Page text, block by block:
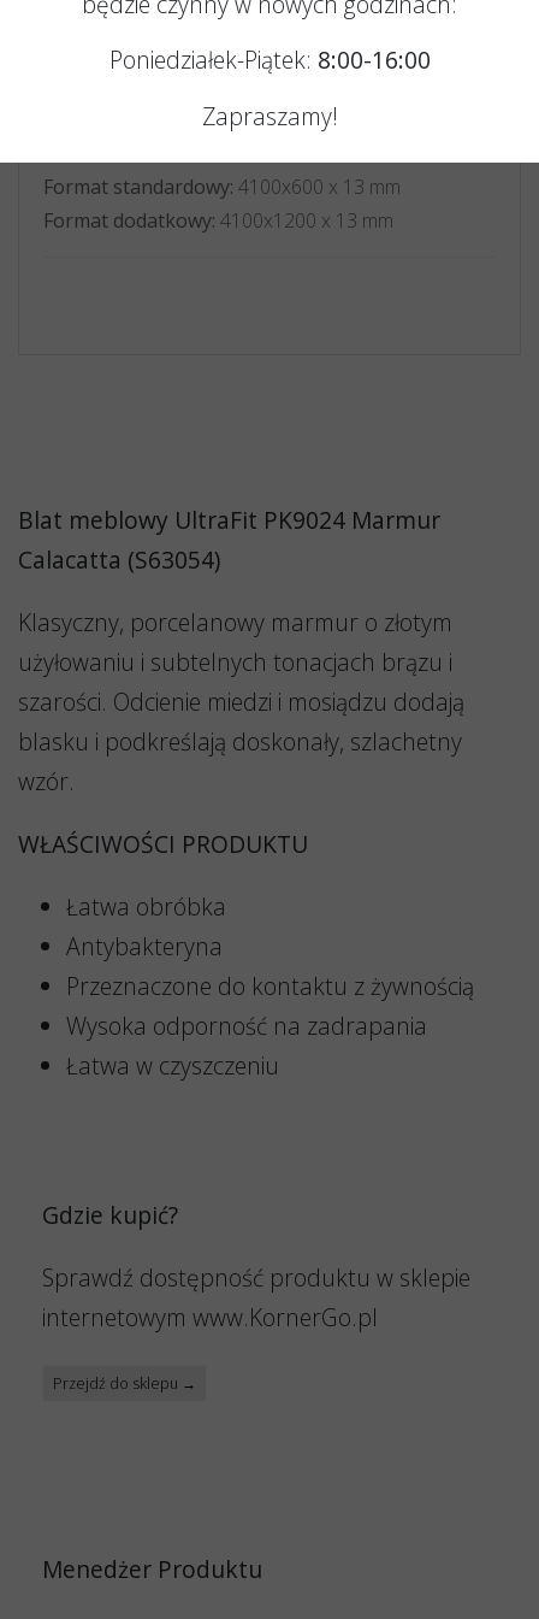
Format standardowy: 4100x600 x 13 mm
Format dodatkowy: 4100x1200 x 13 mm
Blat meblowy UltraFit PK9024 Marmur
Calacatta (S63054)
Klasyczny, porcelanowy marmur o złotym
użyłowaniu i subtelnych tonacjach brązu i
szarości. Odcienie miedzi i mosiądzu dodają
blasku i podkreślają doskonały, szlachetny
wzór.
WŁAŚCIWOŚCI PRODUKTU
Łatwa obróbka
Antybakteryna
Przeznaczone do kontaktu z żywnością
Wysoka odporność na zadrapania
Łatwa w czyszczeniu
Gdzie kupić?
Sprawdź dostępność produktu w sklepie
internetowym www.KornerGo.pl
Przejdź do sklepu →
Menedżer Produktu
Poniedziałek-Piątek: 8:00-16:00
Zapraszamy!